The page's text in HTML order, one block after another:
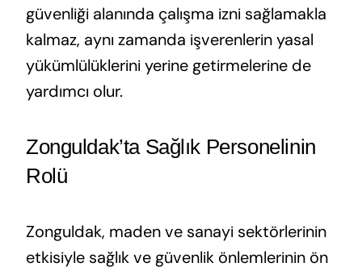
güvenliği alanında çalışma izni sağlamakla
kalmaz, aynı zamanda işverenlerin yasal
yükümlülüklerini yerine getirmelerine de
yardımcı olur.
Zonguldak’ta Sağlık Personelinin
Rolü
Zonguldak, maden ve sanayi sektörlerinin
etkisiyle sağlık ve güvenlik önlemlerinin ön